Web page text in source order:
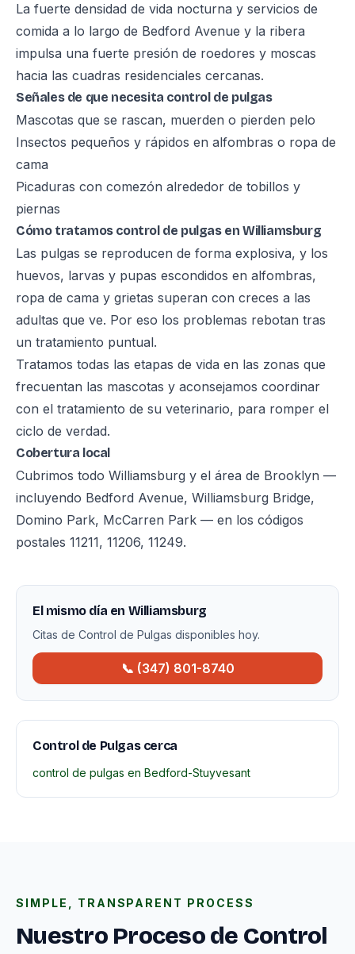
La fuerte densidad de vida nocturna y servicios de
comida a lo largo de Bedford Avenue y la ribera
impulsa una fuerte presión de roedores y moscas
hacia las cuadras residenciales cercanas.
Señales de que necesita control de pulgas
Mascotas que se rascan, muerden o pierden pelo
Insectos pequeños y rápidos en alfombras o ropa de
cama
Picaduras con comezón alrededor de tobillos y
piernas
Cómo tratamos control de pulgas en Williamsburg
Las pulgas se reproducen de forma explosiva, y los
huevos, larvas y pupas escondidos en alfombras,
ropa de cama y grietas superan con creces a las
adultas que ve. Por eso los problemas rebotan tras
un tratamiento puntual.
Tratamos todas las etapas de vida en las zonas que
frecuentan las mascotas y aconsejamos coordinar
con el tratamiento de su veterinario, para romper el
ciclo de verdad.
Cobertura local
Cubrimos todo Williamsburg y el área de Brooklyn —
incluyendo Bedford Avenue, Williamsburg Bridge,
Domino Park, McCarren Park — en los códigos
postales 11211, 11206, 11249.
El mismo día en Williamsburg
Citas de Control de Pulgas disponibles hoy.
📞 (347) 801-8740
Control de Pulgas cerca
control de pulgas en Bedford-Stuyvesant
SIMPLE, TRANSPARENT PROCESS
Nuestro Proceso de Control